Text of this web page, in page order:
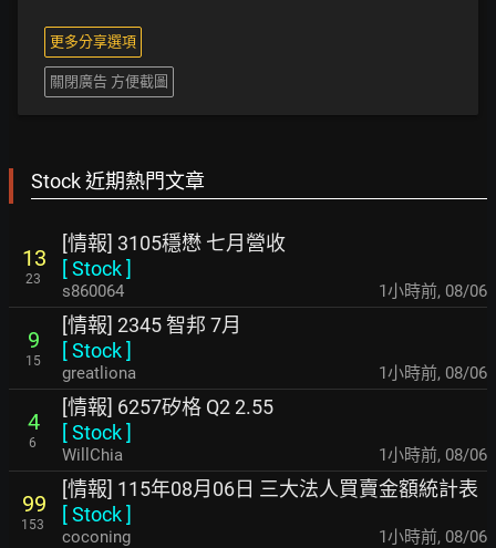
更多分享選項
關閉廣告 方便截圖
Stock 近期熱門文章
13
23
[情報] 3105穩懋 七月營收
[Stock]
s860064 1小時前, 08/06
9
15
[情報] 2345 智邦 7月
[Stock]
greatliona 1小時前, 08/06
4
6
[情報] 6257矽格 Q2 2.55
[Stock]
WillChia 1小時前, 08/06
99
153
[情報] 115年08月06日 三大法人買賣金額統計表
[Stock]
coconing 1小時前, 08/06